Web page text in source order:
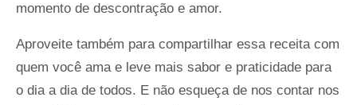
momento de descontração e amor.
Aproveite também para compartilhar essa receita com
quem você ama e leve mais sabor e praticidade para
o dia a dia de todos. E não esqueça de nos contar nos